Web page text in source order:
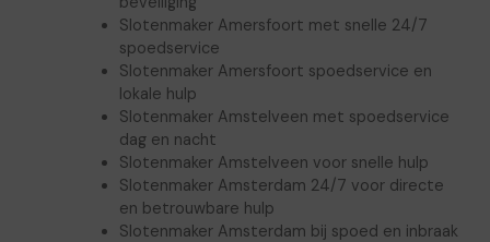
Slotenmaker Amersfoort met snelle 24/7
spoedservice
Slotenmaker Amersfoort spoedservice en
lokale hulp
Slotenmaker Amstelveen met spoedservice
dag en nacht
Slotenmaker Amstelveen voor snelle hulp
Slotenmaker Amsterdam 24/7 voor directe
en betrouwbare hulp
Slotenmaker Amsterdam bij spoed en inbraak